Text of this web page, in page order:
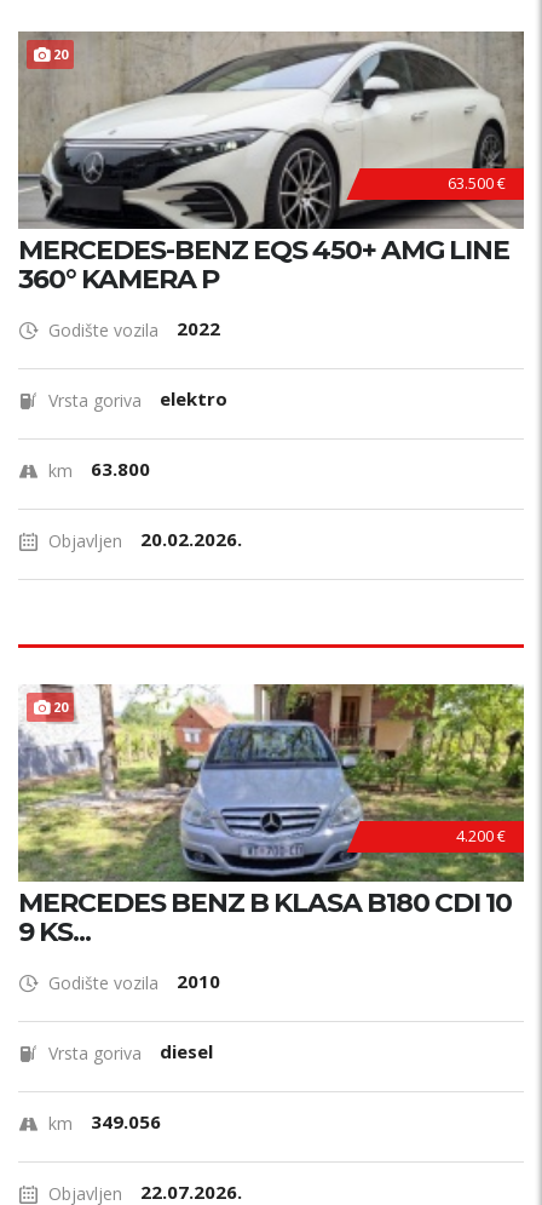
20
63.500 €
MERCEDES-BENZ EQS 450+ AMG LINE
360° KAMERA P
Godište vozila 2022
Vrsta goriva elektro
km 63.800
Objavljen 20.02.2026.
20
4.200 €
MERCEDES BENZ B KLASA B180 CDI 10
9 KS...
Godište vozila 2010
Vrsta goriva diesel
km 349.056
Objavljen 22.07.2026.